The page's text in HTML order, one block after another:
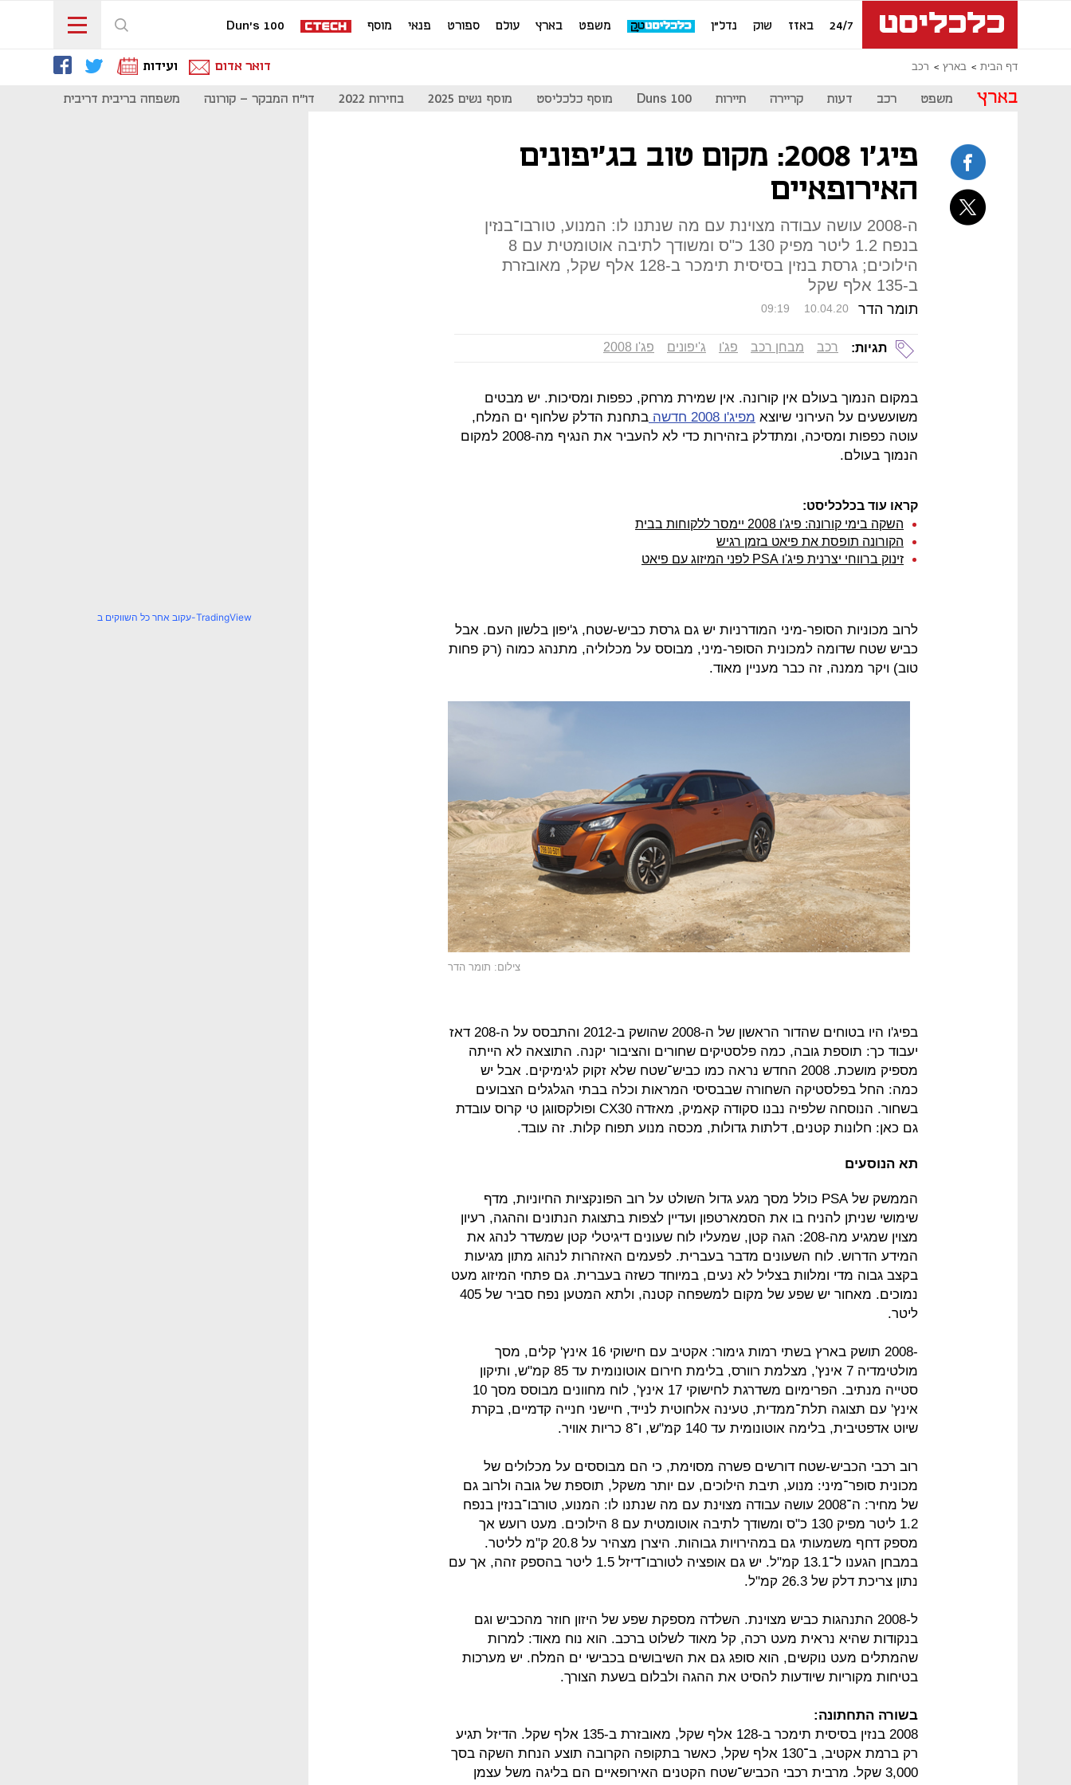
24/7 באזז שוק נדל"ן משפט בארץ עולם ספורט פנאי מוסף Dun's 100
דף הבית בארץ רכב דואר אדום ועידות
בארץ משפט רכב דעות קריירה תיירות Duns 100 מוסף כלכליסט מוסף נשים 2025 בחירות 2022 דו"ח המבקר - קורונה משפחה בריבית דריבית
פיג'ו 2008: מקום טוב בג'יפונים
האירופאיים
ה-2008 עושה עבודה מצוינת עם מה שנתנו לו: המנוע, טורבו־בנזין
בנפח 1.2 ליטר מפיק 130 כ"ס ומשודך לתיבה אוטומטית עם 8
הילוכים; גרסת בנזין בסיסית תימכר ב-128 אלף שקל, מאובזרת
ב-135 אלף שקל
תומר הדר 09:19 10.04.20
תגיות: רכב מבחן רכב פג'ו ג'יפונים פג'ו 2008
במקום הנמוך בעולם אין קורונה. אין שמירת מרחק, כפפות ומסיכות. יש מבטים
משועשעים על העירוני שיוצא מפיג'ו 2008 חדשה
בתחנת הדלק שלחוף ים המלח,
עוטה כפפות ומסיכה, ומתדלק בזהירות כדי לא להעביר את הנגיף מה-2008 למקום
הנמוך בעולם.
קראו עוד בכלכליסט:
השקה בימי קורונה: פיג'ו 2008 יימסר ללקוחות בבית
הקורונה תופסת את פיאט בזמן רגיש
זינוק ברווחי יצרנית פיג'ו PSA לפני המיזוג עם פיאט
לרוב מכוניות הסופר-מיני המודרניות יש גם גרסת כביש-שטח, ג'יפון בלשון העם. אבל
כביש שטח שדומה למכונית הסופר-מיני, מבוסס על מכלוליה, מתנהג כמוה (רק פחות
טוב) ויקר ממנה, זה כבר מעניין מאוד.
צילום: תומר הדר
בפיג'ו היו בטוחים שהדור הראשון של ה-2008 שהושק ב-2012 והתבסס על ה-208 דאז
יעבוד כך: תוספת גובה, כמה פלסטיקים שחורים והציבור יקנה. התוצאה לא הייתה
מספיק מושכת. 2008 החדש נראה כמו כביש־שטח שלא זקוק לגימיקים. אבל יש
כמה: החל בפלסטיקה השחורה שבבסיסי המראות וכלה בבתי הגלגלים הצבועים
בשחור. הנוסחה שלפיה נבנו סקודה קאמיק, מאזדה CX30 ופולקסווגן טי קרוס עובדת
גם כאן: חלונות קטנים, דלתות גדולות, מכסה מנוע תפוח קלות. זה עובד.
תא הנוסעים
הממשק של PSA כולל מסך מגע גדול השולט על רוב הפונקציות החיוניות, מדף
שימושי שניתן להניח בו את הסמארטפון ועדיין לצפות בתצוגת הנתונים וההגה, רעיון
מצוין שמגיע מה-208: הגה קטן, שמעליו לוח שעונים דיגיטלי קטן שמשדר לנהג את
המידע הדרוש. לוח השעונים מדבר בעברית. לפעמים האזהרות לנהוג מתון מגיעות
בקצב גבוה מדי ומלוות בצליל לא נעים, במיוחד כשזה בעברית. גם פתחי המיזוג מעט
נמוכים. מאחור יש שפע של מקום למשפחה קטנה, ולתא המטען נפח סביר של 405
ליטר.
-2008 תושק בארץ בשתי רמות גימור: אקטיב עם חישוקי 16 אינץ' קלים, מסך
מולטימדיה 7 אינץ', מצלמת רוורס, בלימת חירום אוטונומית עד 85 קמ"ש, ותיקון
סטייה מנתיב. הפרימיום משדרגת לחישוקי 17 אינץ', לוח מחוונים מבוסס מסך 10
אינץ' עם תצוגה תלת־ממדית, טעינה אלחוטית לנייד, חיישני חנייה קדמיים, בקרת
שיוט אדפטיבית, בלימה אוטונומית עד 140 קמ"ש, ו־8 כריות אוויר.
רוב רכבי הכביש-שטח דורשים פשרה מסוימת, כי הם מבוססים על מכלולים של
מכונית סופר־מיני: מנוע, תיבת הילוכים, עם יותר משקל, תוספת של גובה ולרוב גם
של מחיר: ה־2008 עושה עבודה מצוינת עם מה שנתנו לו: המנוע, טורבו־בנזין בנפח
1.2 ליטר מפיק 130 כ"ס ומשודך לתיבה אוטומטית עם 8 הילוכים. מעט רועש אך
מספק דחף משמעותי גם במהירויות גבוהות. היצרן מצהיר על 20.8 ק"מ לליטר.
במבחן הגענו ל־13.1 קמ"ל. יש גם אופציה לטורבו־דיזל 1.5 ליטר בהספק זהה, אך עם
נתון צריכת דלק של 26.3 קמ"ל.
ל-2008 התנהגות כביש מצוינת. השלדה מספקת שפע של היזון חוזר מהכביש וגם
בנקודות שהיא נראית מעט רכה, קל מאוד לשלוט ברכב. הוא נוח מאוד: למרות
שהמתלים מעט נוקשים, הוא סופג גם את השיבושים בכבישי ים המלח. יש מערכות
בטיחות מקוריות שיודעות להסיט את ההגה ולבלום בשעת הצורך.
בשורה התחתונה:
2008 בנזין בסיסית תימכר ב-128 אלף שקל, מאובזרת ב-135 אלף שקל. הדיזל תגיע
רק ברמת אקטיב, ב־130 אלף שקל, כאשר בתקופה הקרובה תוצע הנחת השקה בסך
3,000 שקל. מרבית רכבי הכביש־שטח הקטנים האירופאיים הם בליגה משל עצמן
עקוב אחר כל השווקים ב-TradingView